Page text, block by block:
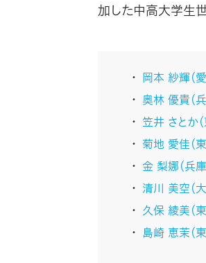
加した中高大学生
岡本 紗輝（
奥林 優貴（
笠井 さとか
菊地 愛佳（
金 梨娜（兵庫
清川 美空（
久保 綾美（
島崎 恵茉（